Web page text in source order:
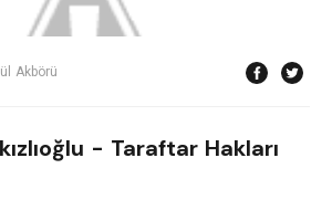
Akbörü
- Taraftar Hakları